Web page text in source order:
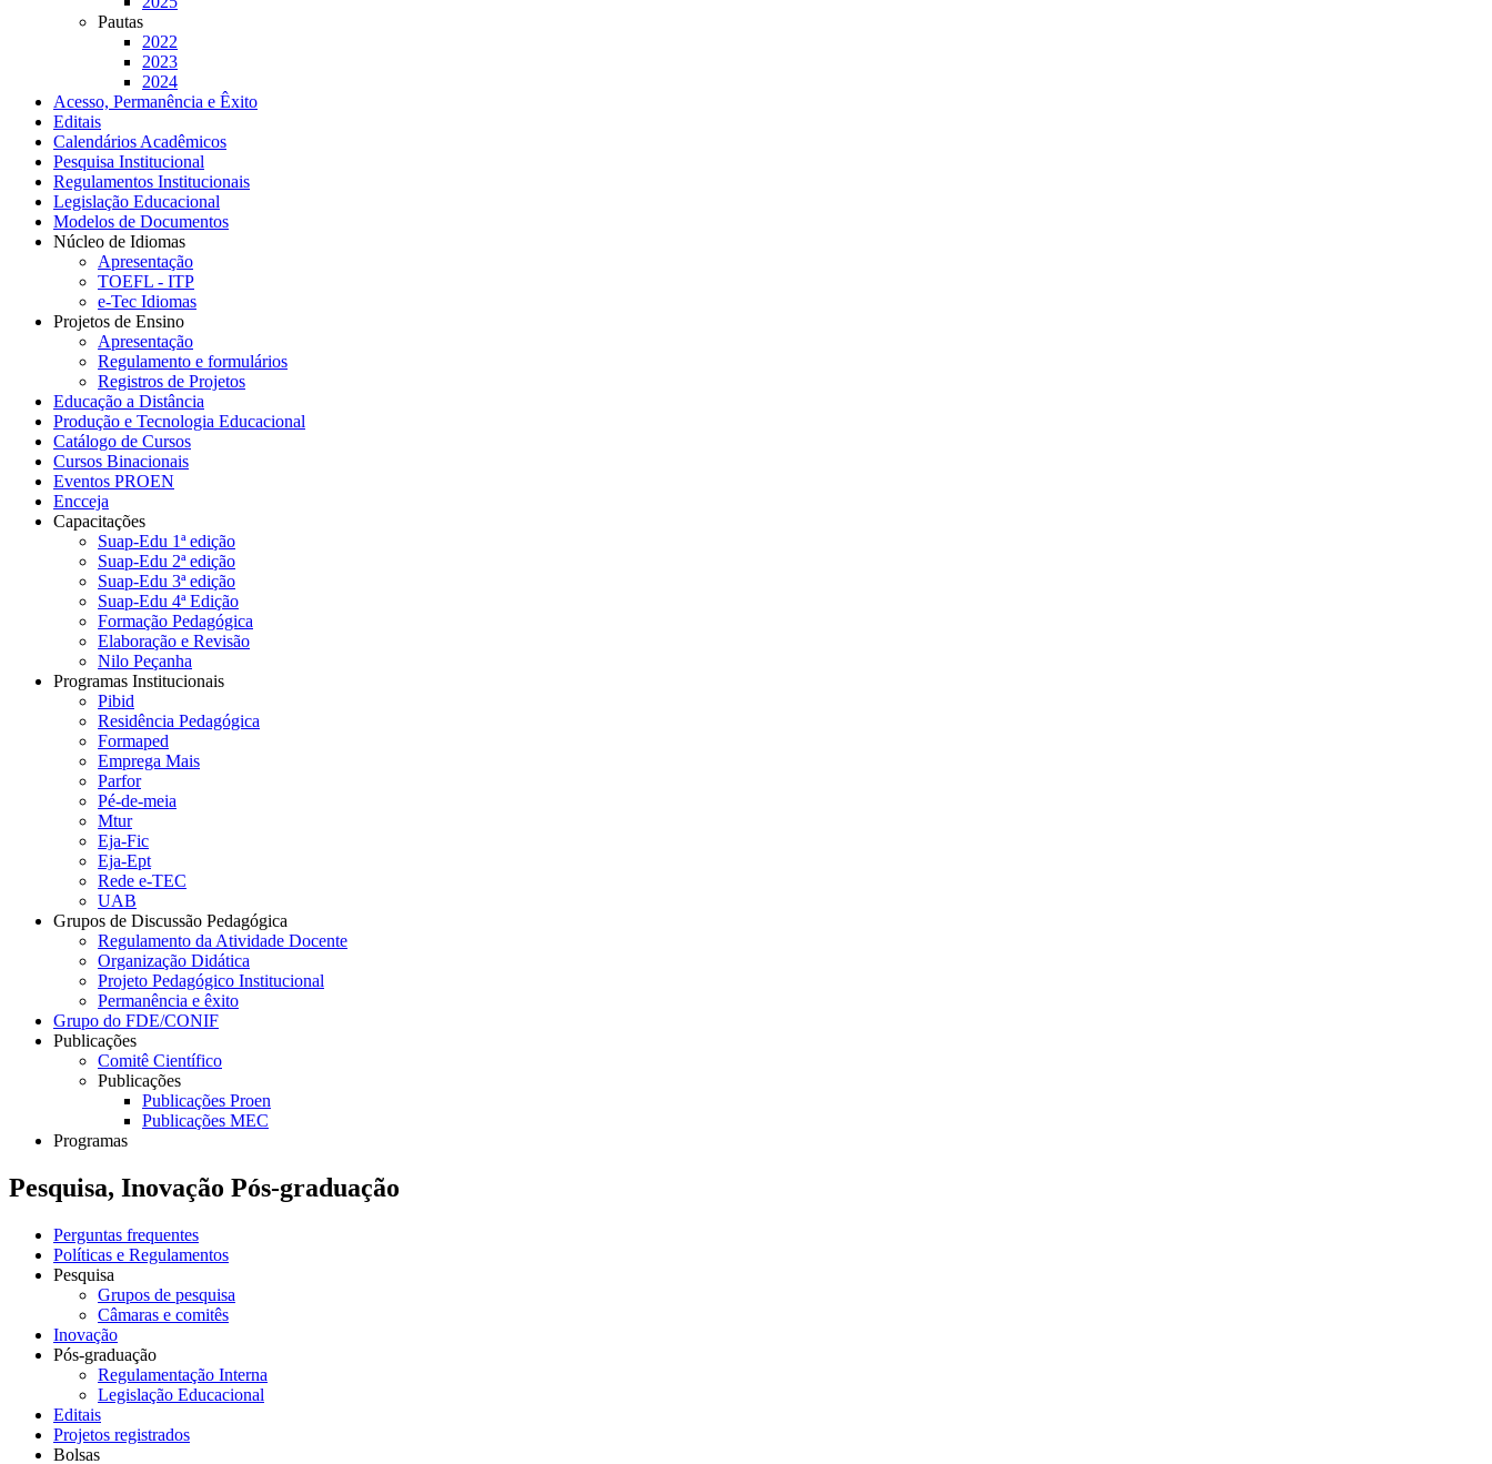
Pautas
2022
2023
2024
Acesso, Permanência e Êxito
Editais
Calendários Acadêmicos
Pesquisa Institucional
Regulamentos Institucionais
Legislação Educacional
Modelos de Documentos
Núcleo de Idiomas
Apresentação
TOEFL - ITP
e-Tec Idiomas
Projetos de Ensino
Apresentação
Regulamento e formulários
Registros de Projetos
Educação a Distância
Produção e Tecnologia Educacional
Catálogo de Cursos
Cursos Binacionais
Eventos PROEN
Encceja
Capacitações
Suap-Edu 1ª edição
Suap-Edu 2ª edição
Suap-Edu 3ª edição
Suap-Edu 4ª Edição
Formação Pedagógica
Elaboração e Revisão
Nilo Peçanha
Programas Institucionais
Pibid
Residência Pedagógica
Formaped
Emprega Mais
Parfor
Pé-de-meia
Mtur
Eja-Fic
Eja-Ept
Rede e-TEC
UAB
Grupos de Discussão Pedagógica
Regulamento da Atividade Docente
Organização Didática
Projeto Pedagógico Institucional
Permanência e êxito
Grupo do FDE/CONIF
Publicações
Comitê Científico
Publicações
Publicações Proen
Publicações MEC
Programas
Pesquisa, Inovação Pós-graduação
Perguntas frequentes
Políticas e Regulamentos
Pesquisa
Grupos de pesquisa
Câmaras e comitês
Inovação
Pós-graduação
Regulamentação Interna
Legislação Educacional
Editais
Projetos registrados
Bolsas